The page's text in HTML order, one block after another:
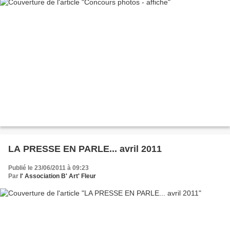
LA PRESSE EN PARLE... avril 2011
Publié le 23/06/2011 à 09:23
Par l' Association B' Art' Fleur